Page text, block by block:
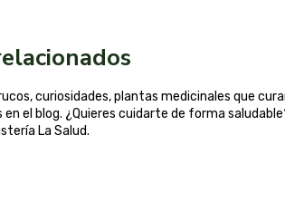
curiosidades, plantas medicinales que
el blog. ¿Quieres cuidarte de forma
La Salud.